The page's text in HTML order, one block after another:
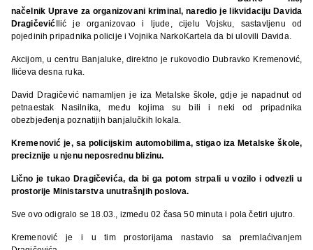
načelnik Uprave za organizovani kriminal, naredio je likvidaciju Davida
DragičevićIlić je organizovao i ljude, cijelu Vojsku, sastavljenu od
pojedinih pripadnika policije i Vojnika NarkoKartela da bi ulovili Davida.
Akcijom, u centru Banjaluke, direktno je rukovodio Dubravko Kremenović,
Ilićeva desna ruka.
David Dragičević namamljen je iza Metalske škole, gdje je napadnut od
petnaestak Nasilnika, među kojima su bili i neki od pripadnika
obezbjeđenja poznatijih banjalučkih lokala.
Kremenović je, sa policijskim automobilima, stigao iza Metalske škole,
preciznije u njenu neposrednu blizinu.
Lično je tukao Dragičevića, da bi ga potom strpali u vozilo i odvezli u
prostorije Ministarstva unutrašnjih poslova.
Sve ovo odigralo se 18.03., između 02 časa 50 minuta i pola četiri ujutro.
Kremenović je i u tim prostorijama nastavio sa premlaćivanjem